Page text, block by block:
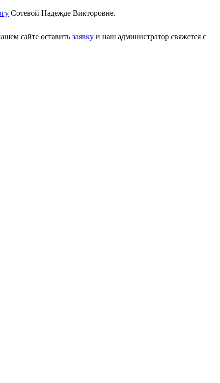
Сотевой Надежде Викторовне.
сайте оставить заявку и наш администратор свяжется с